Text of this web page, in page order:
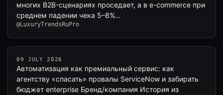
многих B2B-сценариях проседает, а в e-commerce при
среднем падении чека 5–8%…
@LuxuryTrendsRuPro
09 JULY 2026
Автоматизация как премиальный сервис: как
агентству «спасать» провалы ServiceNow и забирать
бюджет enterprise Бренд/компания История из